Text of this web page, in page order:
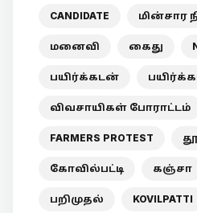
CANDIDATE மின்சார
மனைவி கைது
பயிர்க்கடன்
விவசாயிகள் போராட்டம்
FARMERS PROTEST
கோவில்பட்டி கஞ்சா
பறிமுதல் KOVILPATTI